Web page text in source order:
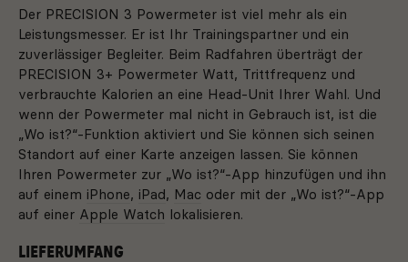
Der PRECISION 3 Powermeter ist viel mehr als ein
Leistungsmesser. Er ist Ihr Trainingspartner und ein
zuverlässiger Begleiter. Beim Radfahren überträgt der
PRECISION 3+ Powermeter Watt, Trittfrequenz und
verbrauchte Kalorien an eine Head-Unit Ihrer Wahl. Und
wenn der Powermeter mal nicht in Gebrauch ist, ist die
„Wo ist?“-Funktion aktiviert und Sie können sich seinen
Standort auf einer Karte anzeigen lassen. Sie können
Ihren Powermeter zur „Wo ist?“-App hinzufügen und ihn
auf einem iPhone, iPad, Mac oder mit der „Wo ist?“-App
auf einer Apple Watch lokalisieren.
LIEFERUMFANG